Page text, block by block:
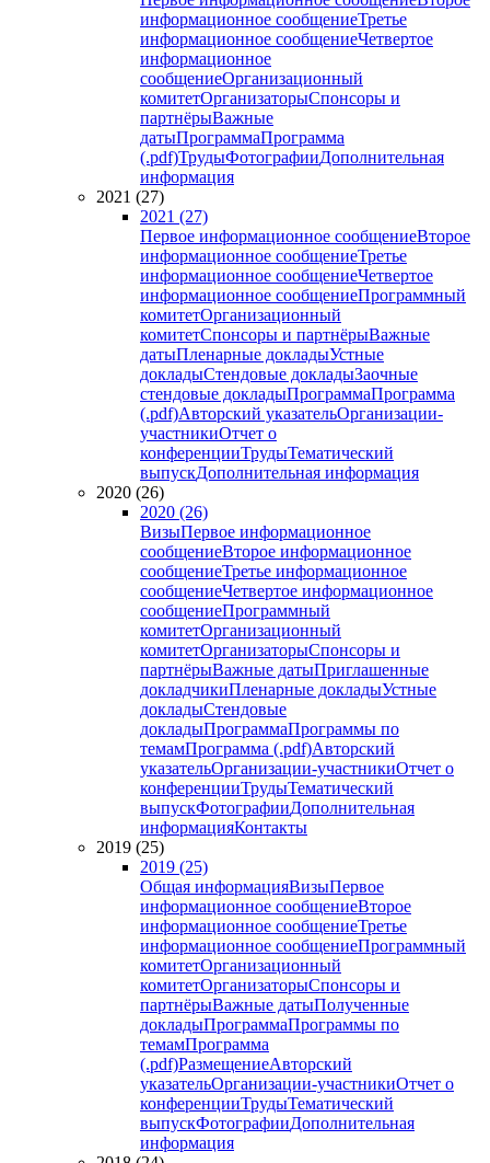
информационное сообщениеТретье
информационное сообщениеЧетвертое
информационное
сообщениеОрганизационный
комитетОрганизаторыСпонсоры и
партнёрыВажные
датыПрограммаПрограмма
(.pdf)ТрудыФотографииДополнительная
информация
2021 (27)
2021 (27)
Первое информационное сообщениеВторое
информационное сообщениеТретье
информационное сообщениеЧетвертое
информационное сообщениеПрограммный
комитетОрганизационный
комитетСпонсоры и партнёрыВажные
датыПленарные докладыУстные
докладыСтендовые докладыЗаочные
стендовые докладыПрограммаПрограмма
(.pdf)Авторский указательОрганизации-
участникиОтчет о
конференцииТрудыТематический
выпускДополнительная информация
2020 (26)
2020 (26)
ВизыПервое информационное
сообщениеВторое информационное
сообщениеТретье информационное
сообщениеЧетвертое информационное
сообщениеПрограммный
комитетОрганизационный
комитетОрганизаторыСпонсоры и
партнёрыВажные датыПриглашенные
докладчикиПленарные докладыУстные
докладыСтендовые
докладыПрограммаПрограммы по
темамПрограмма (.pdf)Авторский
указательОрганизации-участникиОтчет о
конференцииТрудыТематический
выпускФотографииДополнительная
информацияКонтакты
2019 (25)
2019 (25)
Общая информацияВизыПервое
информационное сообщениеВторое
информационное сообщениеТретье
информационное сообщениеПрограммный
комитетОрганизационный
комитетОрганизаторыСпонсоры и
партнёрыВажные датыПолученные
докладыПрограммаПрограммы по
темамПрограмма
(.pdf)РазмещениеАвторский
указательОрганизации-участникиОтчет о
конференцииТрудыТематический
выпускФотографииДополнительная
информация